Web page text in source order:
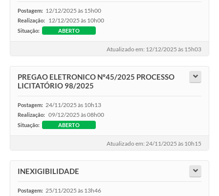
Postagem: 12/12/2025 às 15h00
Realização: 12/12/2025 às 10h00
Situação: ABERTO
Atualizado em: 12/12/2025 às 15h03
PREGAO ELETRONICO Nº45/2025 PROCESSO
LICITATÓRIO 98/2025
Postagem: 24/11/2025 às 10h13
Realização: 09/12/2025 às 08h00
Situação: ABERTO
Atualizado em: 24/11/2025 às 10h15
INEXIGIBILIDADE
Postagem: 25/11/2025 às 13h46